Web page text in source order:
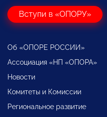
Вступи в «ОПОРУ»
Об «ОПОРЕ РОССИИ»
Ассоциация «НП «ОПОРА»
Новости
Комитеты и Комиссии
Региональное развитие